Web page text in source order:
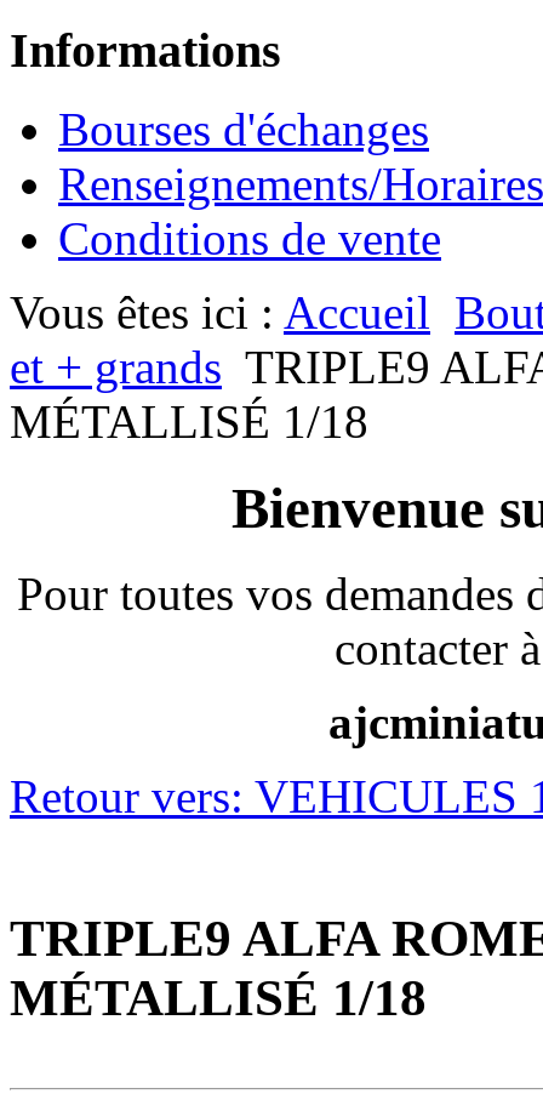
Informations
Bourses d'échanges
Renseignements/Horaires
Conditions de vente
Vous êtes ici : Accueil
et + grands TRIPLE9
MÉTALLISÉ 1/18
Bienvenue
Pour toutes vos
contacter
Retour vers: VEHICULES
TRIPLE9 ALFA
MÉTALLISÉ 1/18